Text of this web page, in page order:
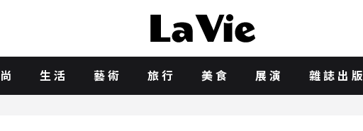
生活 藝術 旅行 美食 展演 雜誌出版